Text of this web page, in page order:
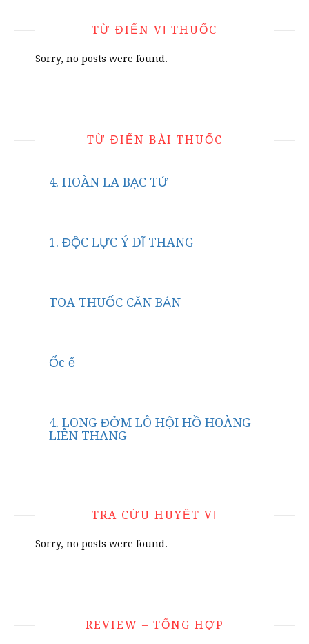
TỪ ĐIỂN VỊ THUỐC
Sorry, no posts were found.
TỪ ĐIỂN BÀI THUỐC
4. HOÀN LA BẠC TỬ
1. ĐỘC LỰC Ý DĨ THANG
TOA THUỐC CĂN BẢN
Ốc ế
4. LONG ĐỞM LÔ HỘI HỒ HOÀNG
LIÊN THANG
TRA CỨU HUYỆT VỊ
Sorry, no posts were found.
REVIEW – TỔNG HỢP